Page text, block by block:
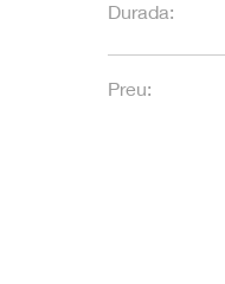
Durada:
Preu: